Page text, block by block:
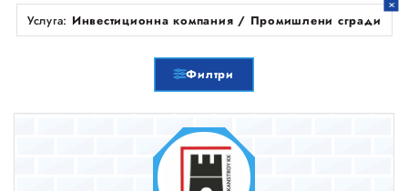
Услуга: Инвестиционна компания / Промишлени сгради
Филтри